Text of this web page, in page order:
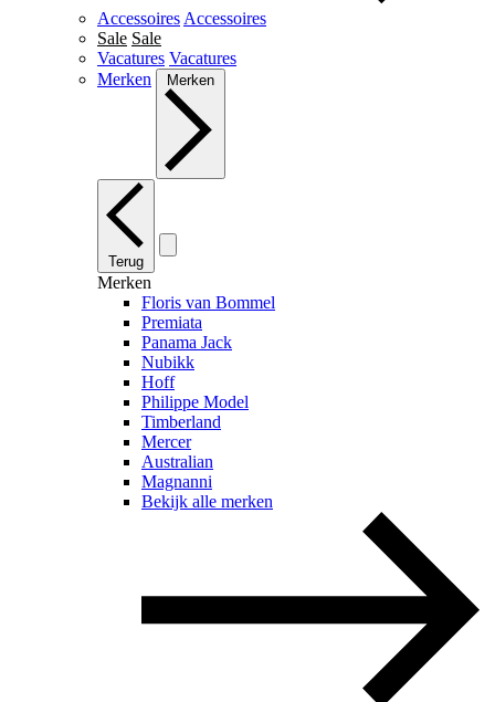
Accessoires Accessoires
Sale Sale
Vacatures Vacatures
Merken
Merken
Terug
Merken
Floris van Bommel
Premiata
Panama Jack
Nubikk
Hoff
Philippe Model
Timberland
Mercer
Australian
Magnanni
Bekijk alle merken